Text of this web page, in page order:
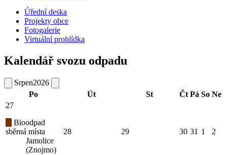
Úřední deska
Projekty obce
Fotogalerie
Virtuální prohlídka
Kalendář svozu odpadu
Srpen2026
Po
Út St Čt Pá So Ne
27
Bioodpad
sběrná místa
Jamolice
(Znojmo)
28 29 30 31 1 2